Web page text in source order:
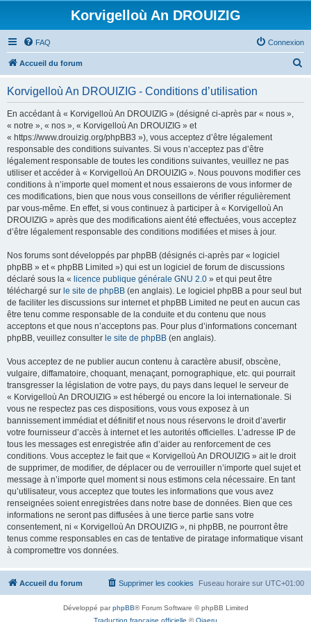
Korvigelloù An DROUIZIG
FAQ Connexion
Accueil du forum
Korvigelloù An DROUIZIG - Conditions d’utilisation
En accédant à « Korvigelloù An DROUIZIG » (désigné ci-après par « nous »,
« notre », « nos », « Korvigelloù An DROUIZIG » et
« https://www.drouizig.org/phpBB3 »), vous acceptez d’être légalement
responsable des conditions suivantes. Si vous n’acceptez pas d’être
légalement responsable de toutes les conditions suivantes, veuillez ne pas
utiliser et accéder à « Korvigelloù An DROUIZIG ». Nous pouvons modifier ces
conditions à n’importe quel moment et nous essaierons de vous informer de
ces modifications, bien que nous vous conseillons de vérifier régulièrement
par vous-même. En effet, si vous continuez à participer à « Korvigelloù An
DROUIZIG » après que des modifications aient été effectuées, vous acceptez
d’être légalement responsable des conditions modifiées et mises à jour.
Nos forums sont développés par phpBB (désignés ci-après par « logiciel
phpBB » et « phpBB Limited ») qui est un logiciel de forum de discussions
déclaré sous la « licence publique générale GNU 2.0 » et qui peut être
téléchargé sur le site de phpBB (en anglais). Le logiciel phpBB a pour seul but
de faciliter les discussions sur internet et phpBB Limited ne peut en aucun cas
être tenu comme responsable de la conduite et du contenu que nous
acceptons et que nous n’acceptons pas. Pour plus d’informations concernant
phpBB, veuillez consulter le site de phpBB (en anglais).
Vous acceptez de ne publier aucun contenu à caractère abusif, obscène,
vulgaire, diffamatoire, choquant, menaçant, pornographique, etc. qui pourrait
transgresser la législation de votre pays, du pays dans lequel le serveur de
« Korvigelloù An DROUIZIG » est hébergé ou encore la loi internationale. Si
vous ne respectez pas ces dispositions, vous vous exposez à un
bannissement immédiat et définitif et nous nous réservons le droit d’avertir
votre fournisseur d’accès à internet et les autorités officielles. L’adresse IP de
tous les messages est enregistrée afin d’aider au renforcement de ces
conditions. Vous acceptez le fait que « Korvigelloù An DROUIZIG » ait le droit
de supprimer, de modifier, de déplacer ou de verrouiller n’importe quel sujet et
message à n’importe quel moment si nous estimons cela nécessaire. En tant
qu’utilisateur, vous acceptez que toutes les informations que vous avez
renseignées soient enregistrées dans notre base de données. Bien que ces
informations ne seront pas diffusées à une tierce partie sans votre
consentement, ni « Korvigelloù An DROUIZIG », ni phpBB, ne pourront être
tenus comme responsables en cas de tentative de piratage informatique visant
à compromettre vos données.
Accueil du forum Fuseau horaire sur UTC+01:00
Supprimer les cookies
Développé parphpBB® Forum Software © phpBB Limited
Traduction française officielle ©Qiaeru